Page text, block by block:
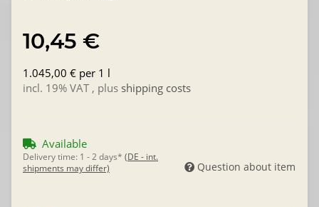
10,45 €
1.045,00 € per 1 l
incl. 19% VAT , plus shipping costs
Available
Delivery time: 1 - 2 days* (DE - int.
shipments may differ)
Question about item